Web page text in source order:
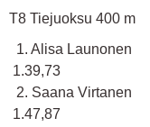
T8 Tiejuoksu 400 m
1. Alisa
1.39,73
2. Saana
1.47,87